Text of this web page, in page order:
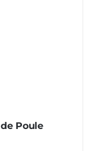
Poule